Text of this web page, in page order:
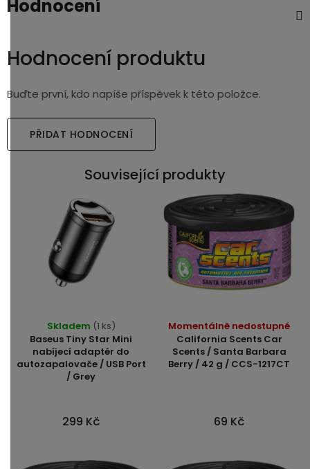
Hodnocení
Hodnocení produktu
Buďte první, kdo napíše příspěvek k této položce.
PŘIDAT HODNOCENÍ
Související produkty
Baseus Tiny Star Mini
nabíjecí adaptér do
autozapalovače / USB Port
/ Grey
Skladem (1 ks)
299 Kč
California Scents Car
Scents / Santa Barbara
Berry / 42 g / CCS-1217CT
Momentálně nedostupné
69 Kč